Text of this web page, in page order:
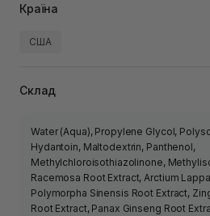
Країна
США
Склад
Water (Aqua), Propylene Glycol,
Hydantoin, Maltodextrin, Panthenol,
Methylchloroisothiazolinone,
Racemosa Root Extract, Arctium
Polymorpha Sinensis Root Extract,
Root Extract, Panax Ginseng Root